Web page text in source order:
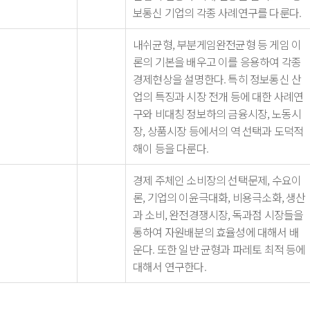
보통신 기업의 각종 사례연구를 다룬다.
내쉬균형, 부분게임완전균형 등 게임 이
론의 기본을 배우고 이를 응용하여 각종
경제현상을 설명한다. 특히 정보통신 산
업의 특징과 시장 전개 등에 대한 사례연
구와 비대칭 정보하의 금융시장, 노동시
장, 상품시장 등에서의 역 선택과 도덕적
해이 등을 다룬다.
경제 주체인 소비장의 선택문제, 수요이
론, 기업의 이윤극대화, 비용극소화, 생산
과 소비, 완전경쟁시장, 독과점 시장들을
통하여 자원배분의 효율성에 대해서 배
운다. 또한 일반 균형과 파레토 최적 등에
대해서 연구한다.